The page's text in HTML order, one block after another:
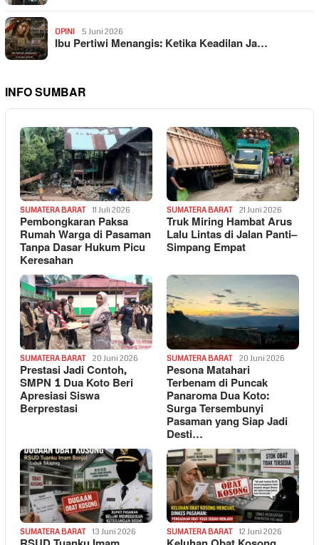
OPINI 5 Juni 2026
Ibu Pertiwi Menangis: Ketika Keadilan Ja…
INFO SUMBAR
SUMATERA BARAT 11 Juli 2026
Pembongkaran Paksa
Rumah Warga di Pasaman
Tanpa Dasar Hukum Picu
Keresahan
SUMATERA BARAT 21 Juni 2026
Truk Miring Hambat Arus
Lalu Lintas di Jalan Panti–
Simpang Empat
SUMATERA BARAT 20 Juni 2026
Prestasi Jadi Contoh,
SMPN 1 Dua Koto Beri
Apresiasi Siswa
Berprestasi
SUMATERA BARAT 20 Juni 2026
Pesona Matahari
Terbenam di Puncak
Panaroma Dua Koto:
Surga Tersembunyi
Pasaman yang Siap Jadi
Desti…
SUMATERA BARAT 13 Juni 2026 SUMATERA BARAT 12 Juni 2026